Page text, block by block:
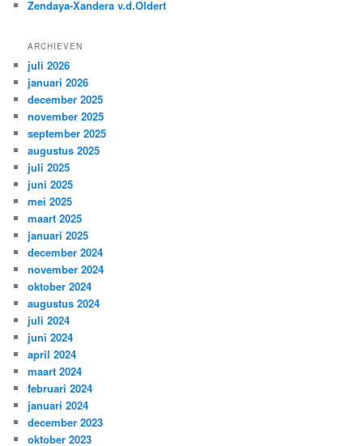
Zendaya-Xandera v.d.Oldert
ARCHIEVEN
juli 2026
januari 2026
december 2025
november 2025
september 2025
augustus 2025
juli 2025
juni 2025
mei 2025
maart 2025
januari 2025
december 2024
november 2024
oktober 2024
augustus 2024
juli 2024
juni 2024
april 2024
maart 2024
februari 2024
januari 2024
december 2023
oktober 2023